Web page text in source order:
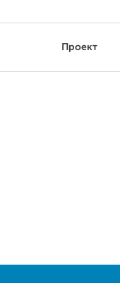
Проект